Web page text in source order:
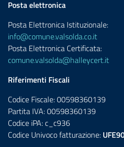
Posta elettronica
Posta Elettronica Istituzionale:
info@comune.valsolda.co.it
Posta Elettronica Certificata:
comune.valsolda@halleycert.it
Riferimenti Fiscali
Codice Fiscale: 00598360139
Partita IVA: 00598360139
Codice iPA: c_c936
Codice Univoco fatturazione: